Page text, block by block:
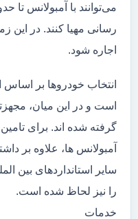
می‌توانند با آمبولانس
رسانی مهیا کنند. در
اجاره شود.
انتخاب خودروها بر
است و در این میان،
گرفته شده اند. برای
آمبولانس ها، علاوه بر
سایر استانداردهای بین
را نیز لحاظ شده است.
خدمات